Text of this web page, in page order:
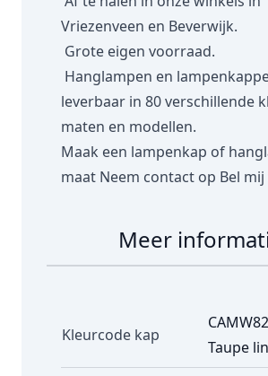
Vriezenveen en Beverwijk.
Grote eigen voorraad.
Hanglampen en
leverbaar in 80 verschillende
maten en modellen.
Maak een lampenkap of
maat Neem contact op Bel
Meer
Kleurcode kap
Taupe